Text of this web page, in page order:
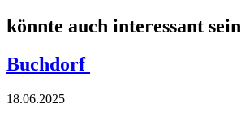
könnte auch interessant sein
Buchdorf
18.06.2025